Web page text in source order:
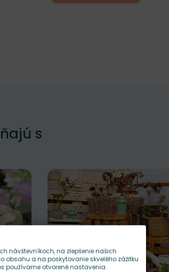
s
návštevníkoch, na zlepšenie našich
obsahu a na poskytovanie skvelého zážitku
používame otvorené nastavenia.